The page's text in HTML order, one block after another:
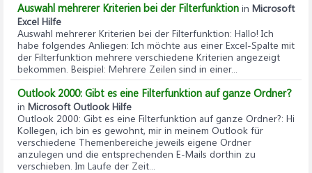
Auswahl mehrerer Kriterien bei der Filterfunktion in Microsoft
Excel Hilfe
Auswahl mehrerer Kriterien bei der Filterfunktion: Hallo! Ich
habe folgendes Anliegen: Ich möchte aus einer Excel-Spalte mit
der Filterfunktion mehrere verschiedene Kriterien angezeigt
bekommen. Beispiel: Mehrere Zeilen sind in einer...
Outlook 2000: Gibt es eine Filterfunktion auf ganze Ordner?
in Microsoft Outlook Hilfe
Outlook 2000: Gibt es eine Filterfunktion auf ganze Ordner?: Hi
Kollegen, ich bin es gewohnt, mir in meinem Outlook für
verschiedene Themenbereiche jeweils eigene Ordner
anzulegen und die entsprechenden E-Mails dorthin zu
verschieben. Im Laufe der Zeit...